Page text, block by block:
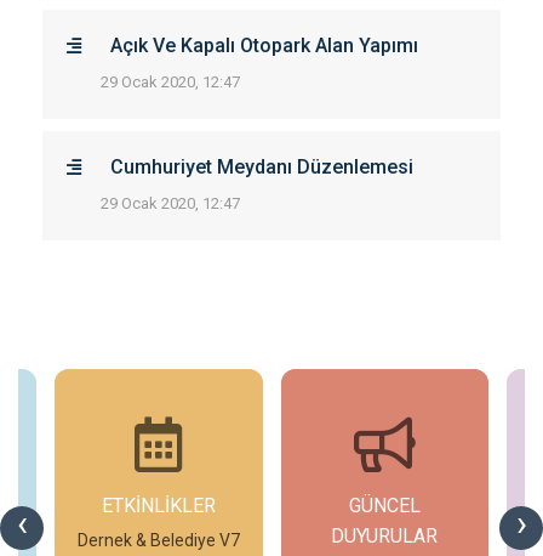
Açık Ve Kapalı Otopark Alan Yapımı
29 Ocak 2020, 12:47
Cumhuriyet Meydanı Düzenlemesi
29 Ocak 2020, 12:47
‹ ›
ETKİNLİKLER
Dernek & Belediye V7
GÜNCEL
DUYURULAR